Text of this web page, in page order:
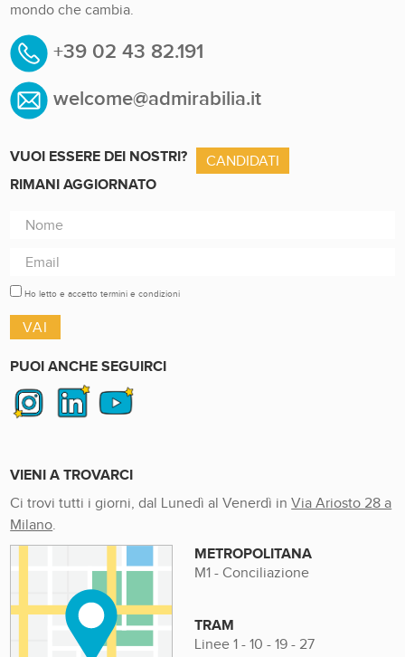
mondo che cambia.
+39 02 43 82.191
welcome@admirabilia.it
VUOI ESSERE DEI NOSTRI?
CANDIDATI
RIMANI AGGIORNATO
Ho letto e accetto termini e condizioni
PUOI ANCHE SEGUIRCI
VIENI A TROVARCI
Ci trovi tutti i giorni, dal Lunedì al Venerdì inVia Ariosto 28 a
Milano
METROPOLITANA
M1 - Conciliazione
TRAM
Linee 1 - 10 - 19 - 27